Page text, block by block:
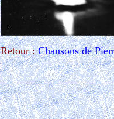
Retour :Chansonsde